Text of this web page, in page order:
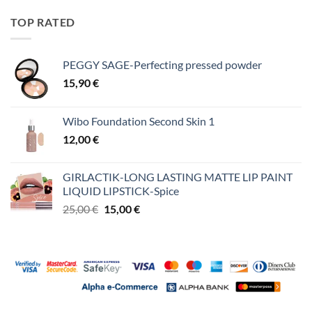
TOP RATED
PEGGY SAGE-Perfecting pressed powder
15,90€
Wibo Foundation Second Skin 1
12,00€
GIRLACTIK-LONG LASTING MATTE LIP PAINT
LIQUID LIPSTICK-Spice
25,00€ Original
15,00€Η
15,00 €.